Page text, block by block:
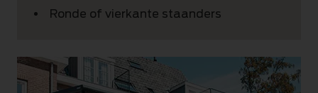
Ronde of vierkante staanders